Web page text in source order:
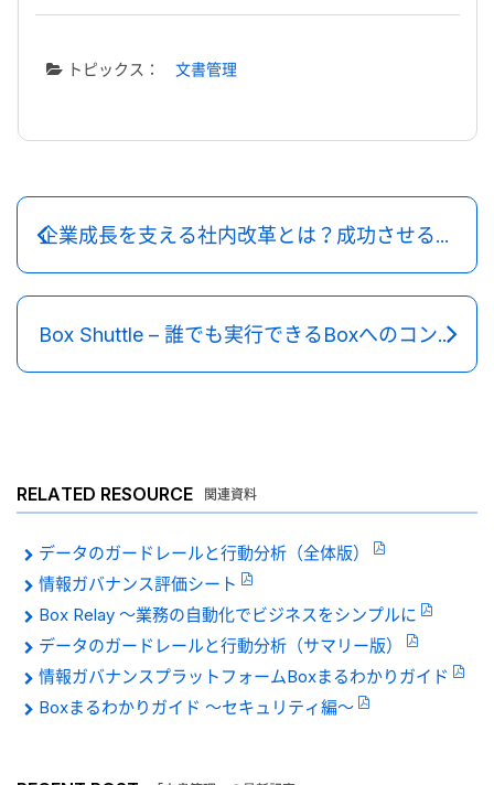
トピックス： 文書管理
企業成長を支える社内改革とは？成功させるポイント
Box Shuttle – 誰でも実行できるBoxへのコンテンツ移行
RELATED RESOURCE 関連資料
データのガードレールと行動分析（全体版）
情報ガバナンス評価シート
Box Relay 〜業務の自動化でビジネスをシンプルに
データのガードレールと行動分析（サマリー版）
情報ガバナンスプラットフォームBoxまるわかりガイド
Boxまるわかりガイド 〜セキュリティ編〜